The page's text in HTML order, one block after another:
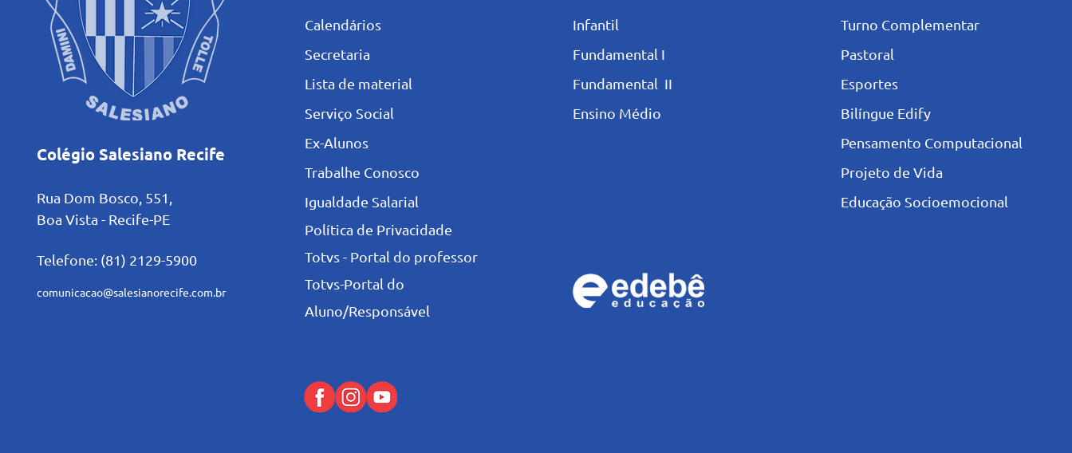
Colégio Salesiano Recife
Rua Dom Bosco, 551,
Boa Vista - Recife-PE
Telefone: (81) 2129-5900
comunicacao@salesianorecife.com.br
Calendários
Secretaria
L ista de material
Serviço Social
Ex-Alunos
Trabalhe Conosco
Igualdade Salarial
Política de Privacidade
Totvs - Portal do professor
Totvs-Portal do
Aluno/Responsável
Infantil
Fundamental I
Fundamental II
Ensino Médio
Turno Complementar
Pastoral
Esportes
Bilíngue Edify
Pensamento Computacional
Projeto de Vida
Educação Socioemocional